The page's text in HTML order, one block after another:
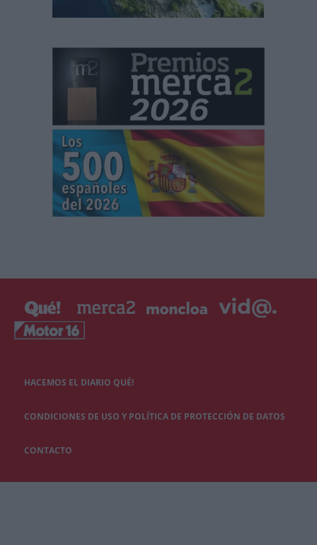
HACEMOS EL DIARIO QUÉ!
CONDICIONES DE USO Y POLÍTICA DE PROTECCIÓN DE DATOS
CONTACTO